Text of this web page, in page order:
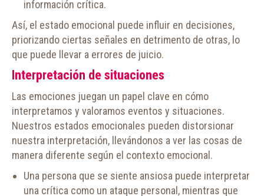
información crítica.
Así, el estado emocional puede influir en decisiones,
priorizando ciertas señales en detrimento de otras, lo
que puede llevar a errores de juicio.
Interpretación de situaciones
Las emociones juegan un papel clave en cómo
interpretamos y valoramos eventos y situaciones.
Nuestros estados emocionales pueden distorsionar
nuestra interpretación, llevándonos a ver las cosas de
manera diferente según el contexto emocional.
Una persona que se siente ansiosa puede interpretar
una crítica como un ataque personal, mientras que